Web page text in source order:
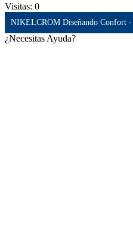
Visitas: 0
NIKELCROM Diseñando Confort -
¿Necesitas Ayuda?